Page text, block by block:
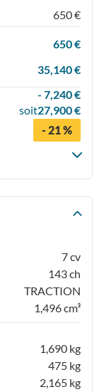
650 €
650 €
35,140 €
- 7,240 €
soit27,900 €
- 21 %
7 cv
143 ch
TRACTION
1,496 cm³
1,690 kg
475 kg
2,165 kg